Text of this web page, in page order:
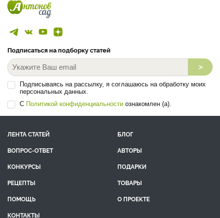
Подписаться на подборку статей
>
Подписываясь на рассылку, я соглашаюсь на обработку моих
персональных данных.
С Политикой конфиденциальности ознакомлен (а).
ЛЕНТА СТАТЕЙ
БЛОГ
ВОПРОС-ОТВЕТ
АВТОРЫ
КОНКУРСЫ
ПОДАРКИ
РЕЦЕПТЫ
ТОВАРЫ
ПОМОЩЬ
О ПРОЕКТЕ
КОНТАКТЫ